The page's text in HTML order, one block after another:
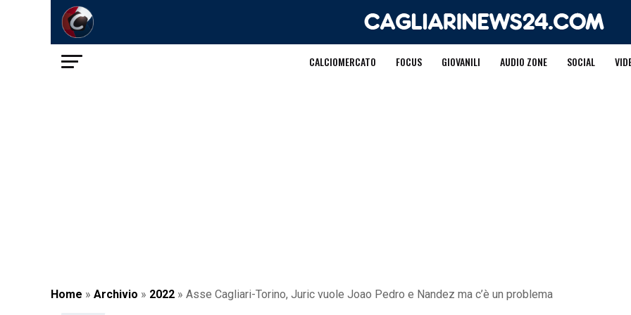
CALCIOMERCATO FOCUS GIOVANILI AUDIO ZONE SOCIAL
Home » Archivio » 2022 » Asse Cagliari-Torino, Juric vuole Joao Pedro e Nandez ma c’è un problema